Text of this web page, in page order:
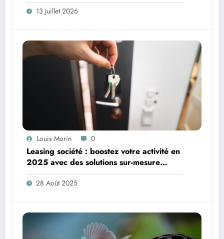
13 Juillet 2026
Louis Morin 0
Leasing société : boostez votre activité en
2025 avec des solutions sur-mesure
(financement entreprise, optimisation
fiscale
28 Août 2025